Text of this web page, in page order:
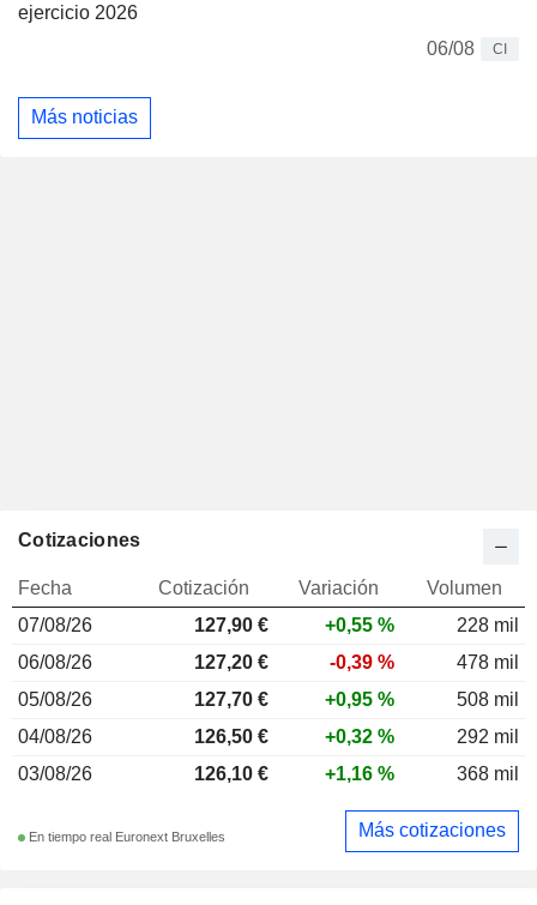
ejercicio 2026
06/08
CI
Más noticias
Cotizaciones
Fecha Cotización Variación
Volumen
07/08/26
127,90 € +0,55 %
228 mil
06/08/26
127,20 € -0,39 %
478 mil
05/08/26
127,70 € +0,95 %
508 mil
04/08/26
126,50 € +0,32 %
292 mil
03/08/26
126,10 € +1,16 % 368 mil
En tiempo real Euronext Bruxelles Más cotizaciones